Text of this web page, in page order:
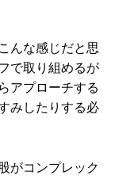
んな感じだと思
で取り組めるが
アプローチする
みしたりする必
がコンプレック